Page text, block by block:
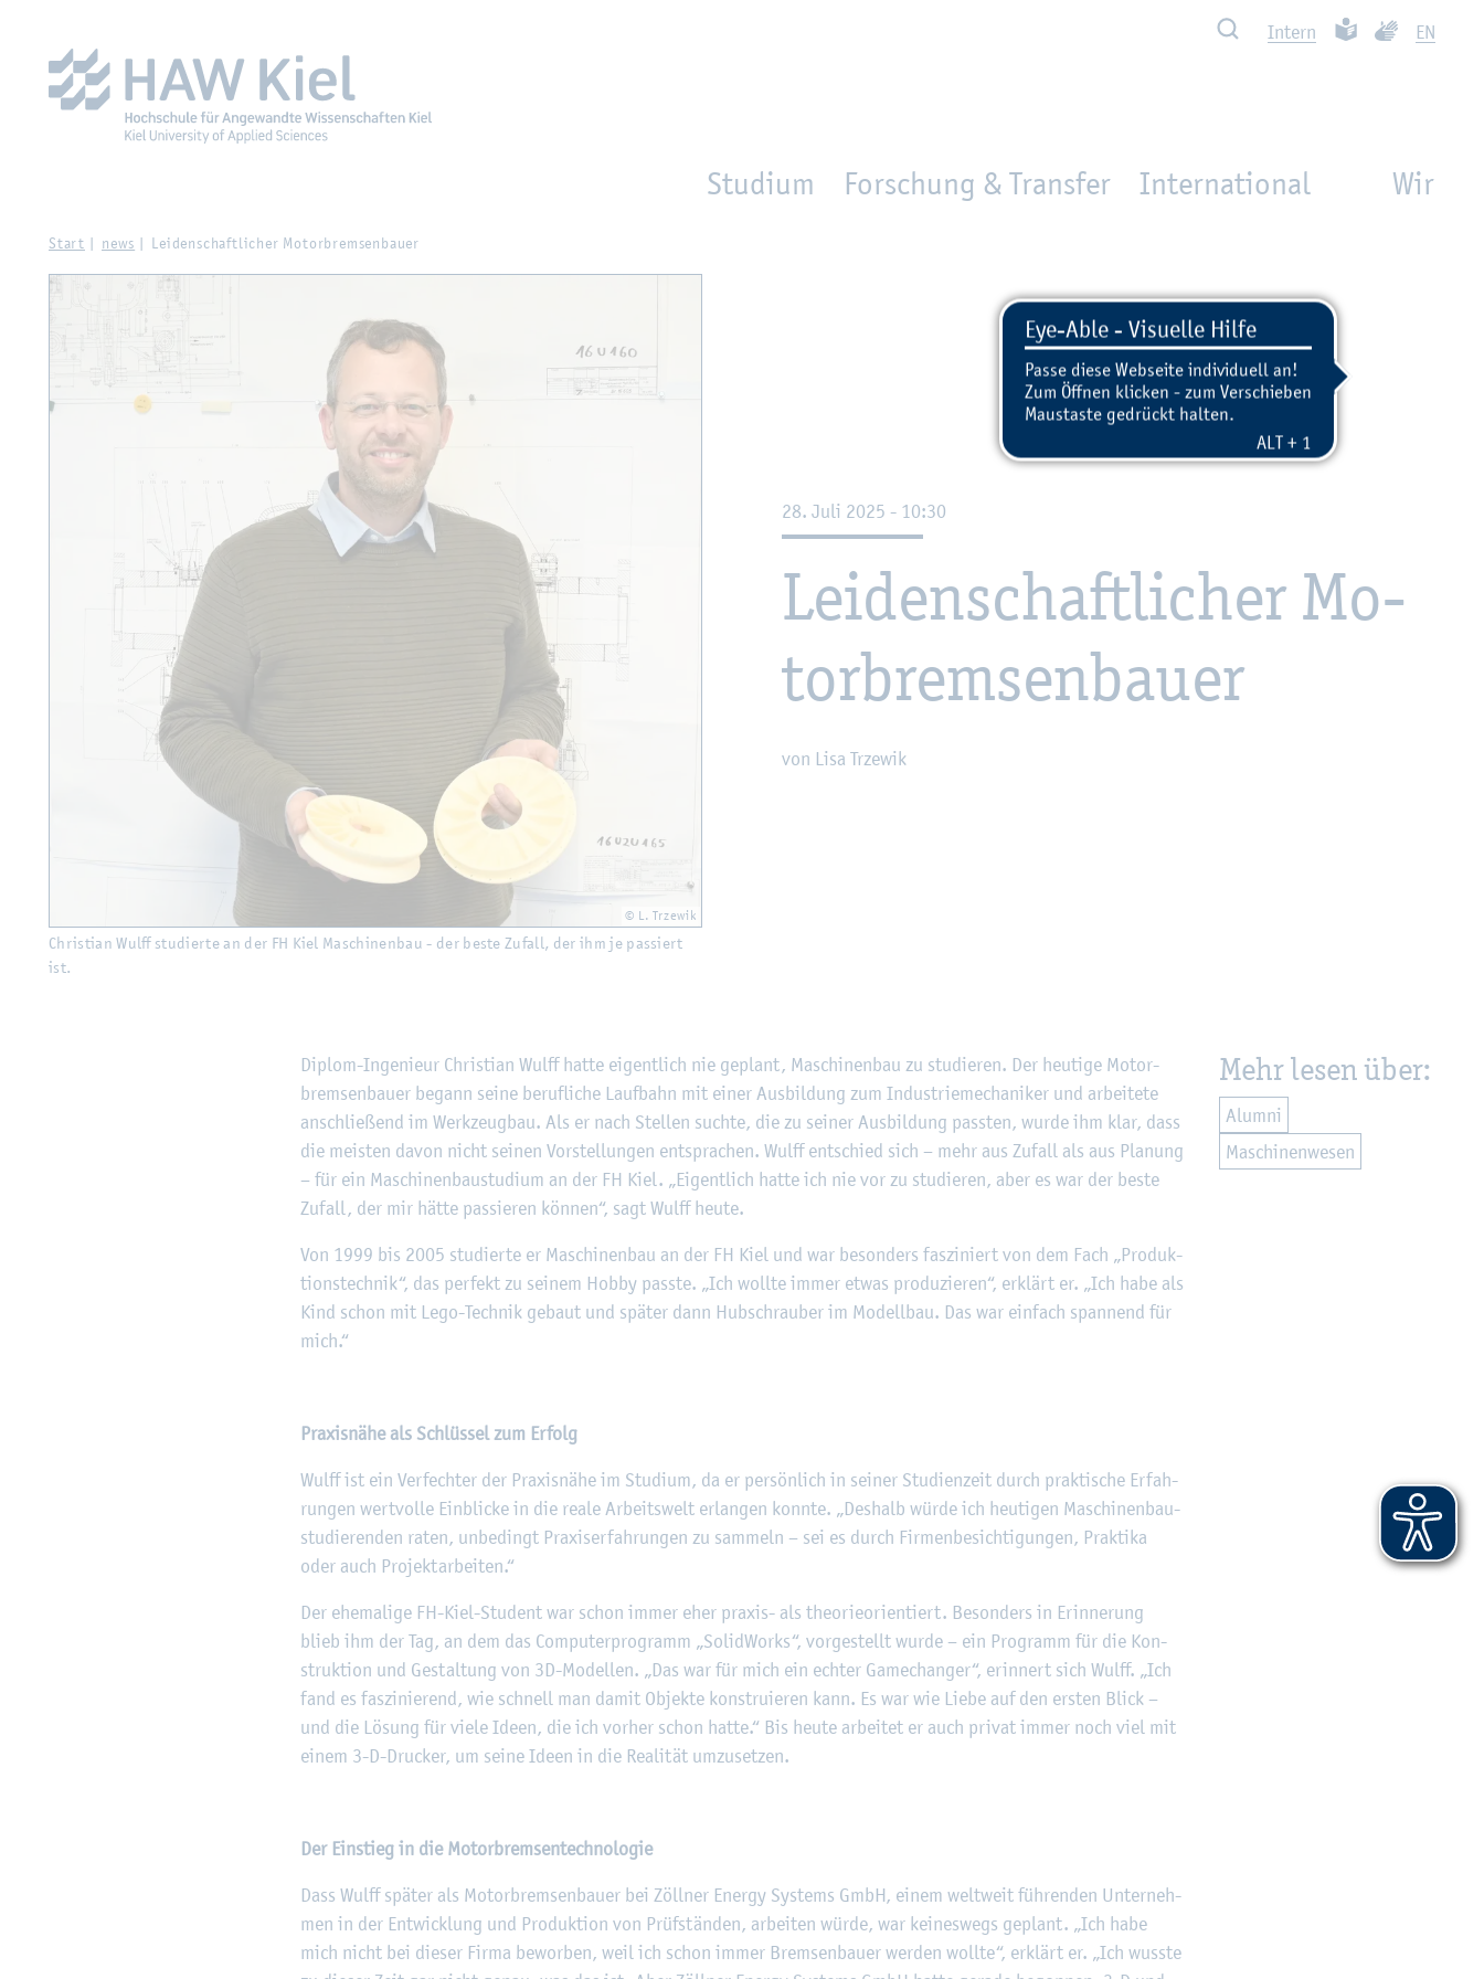
Such­ben In­tern Leich­te Spra­che
EN
Studium Forschung & Transfer International Wir
Start news Lei­den­schaft­li­cher Mo­tor­brem­sen­bau­er
© L. Trze­wik
Chris­ti­an Wulff stu­dier­te an der FH Kiel Ma­schi­nen­bau - der beste Zu­fall, der ihm je pas­siert
ist.
28. Juli 2025 - 10:30
Lei­den­schaft­li­cher Mo­
tor­brem­sen­bau­er
von Lisa Trze­wik
Di­plom-In­ge­nieur Chris­ti­an Wulff hatte ei­gent­lich nie ge­plant, Ma­schi­nen­bau zu stu­die­ren. Der heu­ti­ge Mo­tor­
brem­sen­bau­er be­gann seine be­ruf­li­che Lauf­bahn mit einer Aus­bil­dung zum In­dus­trie­me­cha­ni­ker und ar­bei­te­te
an­schlie­ßend im Werk­zeug­bau. Als er nach Stel­len such­te, die zu sei­ner Aus­bil­dung pass­ten, wurde ihm klar, dass
die meis­ten davon nicht sei­nen Vor­stel­lun­gen ent­spra­chen. Wulff ent­schied sich – mehr aus Zu­fall als aus Pla­nung
– für ein Ma­schi­nen­bau­stu­di­um an der FH Kiel. „Ei­gent­lich hatte ich nie vor zu stu­die­ren, aber es war der beste
Zu­fall, der mir hätte pas­sie­ren kön­nen“, sagt Wulff heute.
Von 1999 bis 2005 stu­dier­te er Ma­schi­nen­bau an der FH Kiel und war be­son­ders fas­zi­niert von dem Fach „Pro­duk­
ti­ons­tech­nik“, das per­fekt zu sei­nem Hobby pass­te. „Ich woll­te immer etwas pro­du­zie­ren“, er­klärt er. „Ich habe als
Kind schon mit Lego-Tech­nik ge­baut und spä­ter dann Hub­schrau­ber im Mo­dell­bau. Das war ein­fach span­nend für
mich.“
Pra­xis­nä­he als Schlüs­sel zum Er­folg
Wulff ist ein Ver­fech­ter der Pra­xis­nä­he im Stu­di­um, da er per­sön­lich in sei­ner Stu­di­en­zeit durch prak­ti­sche Er­fah­
run­gen wert­vol­le Ein­bli­cke in die reale Ar­beits­welt er­lan­gen konn­te. „Des­halb würde ich heu­ti­gen Ma­schi­nen­bau­
stu­die­ren­den raten, un­be­dingt Pra­xis­er­fah­run­gen zu sam­meln – sei es durch Fir­men­be­sich­ti­gun­gen, Prak­ti­ka
oder auch Pro­jekt­ar­bei­ten.“
Der ehe­ma­li­ge FH-Kiel-Stu­dent war schon immer eher pra­xis- als theo­rie­ori­en­tiert. Be­son­ders in Er­in­ne­rung
blieb ihm der Tag, an dem das Com­pu­ter­pro­gramm „So­lid­Works“, vor­ge­stellt wurde – ein Pro­gramm für die Kon­
struk­ti­on und Ge­stal­tung von 3D-Mo­del­len. „Das war für mich ein ech­ter Game­chan­ger“, er­in­nert sich Wulff. „Ich
fand es fas­zi­nie­rend, wie schnell man damit Ob­jek­te kon­stru­ie­ren kann. Es war wie Liebe auf den ers­ten Blick –
und die Lö­sung für viele Ideen, die ich vor­her schon hatte.“ Bis heute ar­bei­tet er auch pri­vat immer noch viel mit
einem 3-D-Dru­cker, um seine Ideen in die Rea­li­tät um­zu­set­zen.
Der Ein­stieg in die Mo­tor­brem­sen­tech­no­lo­gie
Dass Wulff spä­ter als Mo­tor­brem­sen­bau­er bei Zöll­ner En­er­gy Sys­tems GmbH, einem welt­weit füh­ren­den Un­ter­neh­
men in der Ent­wick­lung und Pro­duk­ti­on von Prüf­stän­den, ar­bei­ten würde, war kei­nes­wegs ge­plant. „Ich habe
mich nicht bei die­ser Firma be­wor­ben, weil ich schon immer Brem­sen­bau­er wer­den woll­te“, er­klärt er. „Ich wuss­te
©Fach­hoch­schu­le Kiel Mehr lesen über:
Alum­ni
Ma­schi­nen­we­sen